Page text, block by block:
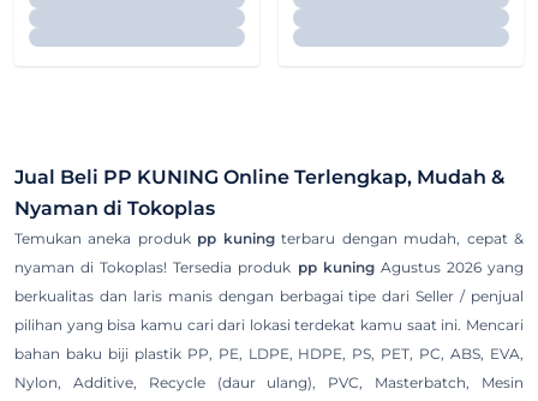
Jual Beli PP KUNING Online Terlengkap, Mudah &
Nyaman di Tokoplas
Temukan aneka produk pp kuningterbaru dengan mudah, cepat &
nyaman di Tokoplas! Tersedia produk pp kuningAgustus 2026 yang
berkualitas dan laris manis dengan berbagai tipe dari Seller / penjual
pilihan yang bisa kamu cari dari lokasi terdekat kamu saat ini. Mencari
bahan baku biji plastik PP, PE, LDPE, HDPE, PS, PET, PC, ABS, EVA,
Nylon, Additive, Recycle (daur ulang), PVC, Masterbatch, Mesin